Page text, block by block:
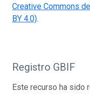
Creative Commons
BY 4.0).
Registro GBIF
Este recurso ha sido